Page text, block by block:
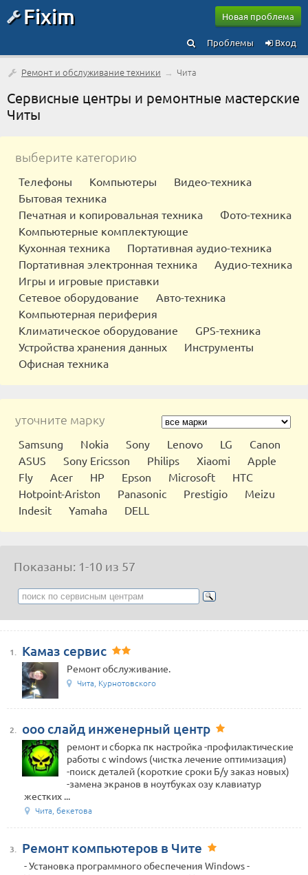
Fixim Новая проблема
Вход
Проблемы
Ремонт и обслуживание техники → Чита
Сервисные центры и ремонтные мастерские
Читы
выберите категорию
Телефоны Компьютеры
Видео-техника
Бытовая техника
Печатная и копировальная техника
Фото-техника
Компьютерные комплектующие
Кухонная техника
Портативная аудио-техника
Портативная электронная техника
Аудио-техника
Игры и игровые приставки
Сетевое оборудование
Авто-техника
Компьютерная периферия
Климатическое оборудование
GPS-техника
Устройства хранения данных
Инструменты
Офисная техника
уточните марку
Samsung Nokia Sony Lenovo LG
Canon
ASUS
Sony Ericsson Philips Xiaomi
Apple
Fly
Acer HP Epson Microsoft
HTC
Hotpoint-Ariston
Panasonic Prestigio
Meizu
Indesit
Yamaha DELL
Показаны: 1-10 из 57
1. Камаз сервис
Ремонт обслуживание.
Чита, Курнотовского
2. ооо слайд инженерный центр
ремонт и сборка пк настройка -профилактические
работы с windows (чистка лечение оптимизация)
-поиск деталей (короткие сроки Б/у заказ новых)
-замена экранов в ноутбуках озу клавиатур
жестких ...
Чита, бекетова
3. Ремонт компьютеров в Чите
- Установка программного обеспечения Windows -